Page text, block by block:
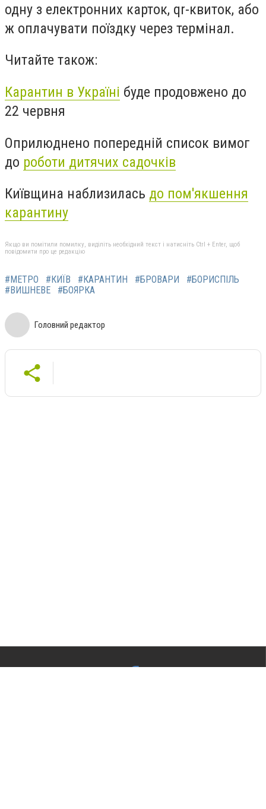
одну з електронних карток, qr-квиток, або
ж оплачувати поїздку через термінал.
Читайте також:
Карантин в Україні буде продовжено до
22 червня
Оприлюднено попередній список вимог
до роботи дитячих садочків
Київщина наблизилась до пом'якшення
карантину
Якщо ви помітили помилку, виділіть необхідний текст і натисніть Ctrl + Enter, щоб
повідомити про це редакцію
#МЕТРО #КИЇВ #КАРАНТИН #БРОВАРИ
#БОРИСПІЛЬ
#ВИШНЕВЕ
#БОЯРКА
Головний редактор